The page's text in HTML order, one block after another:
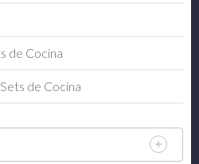
de Cocina
de Cocina